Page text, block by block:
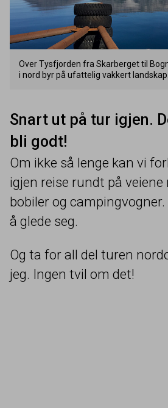
Over Tysfjorden fra Skarberget til
i nord byr på ufattelig vakkert landskap.
Snart ut på tur igjen.
bli godt!
Om ikke så lenge kan vi
igjen reise rundt på veiene
bobiler og campingvogner.
å glede seg.
Og ta for all del turen
jeg. Ingen tvil om det!